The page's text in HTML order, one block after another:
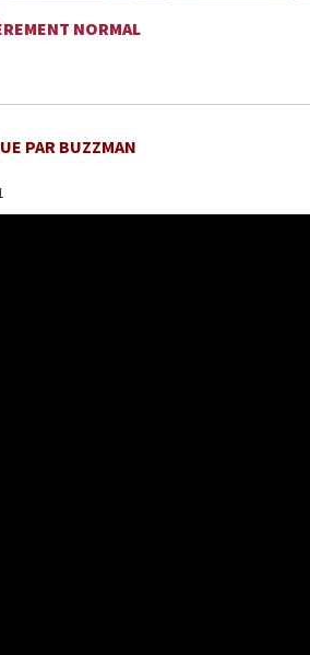
NORMAL
PAR BUZZMAN